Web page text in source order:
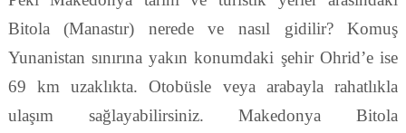
Bitola (Manastır) nerede ve nasıl gidilir? Komuş
Yunanistan sınırına yakın konumdaki şehir Ohrid’e ise
69 km uzaklıkta. Otobüsle veya arabayla rahatlıkla
ulaşım sağlayabilirsiniz. Makedonya Bitola